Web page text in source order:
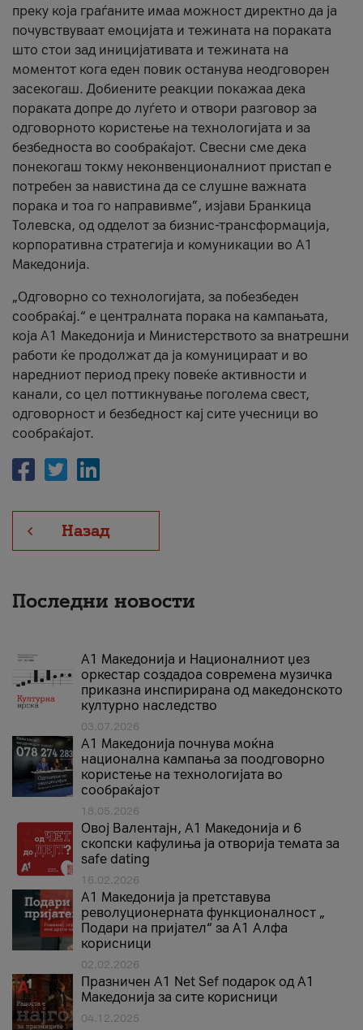
преку која граѓаните имаа можност директно да ја
почувствуваат емоцијата и тежината на пораката
што стои зад иницијативата и тежината на
моментот кога еден повик останува неодговорен
засекогаш. Добиените реакции покажаа дека
пораката допре до луѓето и отвори разговор за
одговорното користење на технологијата и за
безбедноста во сообраќајот. Свесни сме дека
понекогаш токму неконвенционалниот пристап е
потребен за навистина да се слушне важната
порака и тоа го направивме”, изјави Бранкица
Толевска, од одделот за бизнис-трансформација,
корпоративна стратегија и комуникации во А1
Македонија.
„Одговорно со технологијата, за побезбеден
сообраќај.“ е централната порака на кампањата,
која A1 Македонија и Министерството за внатрешни
работи ќе продолжат да ја комуницираат и во
наредниот период преку повеќе активности и
канали, со цел поттикнување поголема свест,
одговорност и безбедност кај сите учесници во
сообраќајот.
Назад
Последни новости
А1 Македонија и Националниот џез
оркестар создадоа современа музичка
приказна инспирирана од македонското
културно наследство
03.07.2026
A1 Македонија почнува моќна
национална кампања за поодговорно
користење на технологијата во
сообраќајот
18.05.2026
Овој Валентајн, A1 Македонија и 6
скопски кафулиња ја отворија темата за
safe dating
16.02.2026
А1 Македонија ја претставува
револуционерната функционалност „
Подари на пријател“ за А1 Алфа
корисници
02.02.2026
Празничен A1 Net Sеf подарок од А1
Македонија за сите корисници
04.12.2025